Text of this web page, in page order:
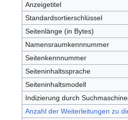
Anzeigetitel
Standardsortierschlüssel
Seitenlänge (in Bytes)
Namensraumkennnummer
Seitenkennnummer
Seiteninhaltssprache
Seiteninhaltsmodell
Indizierung durch
Anzahl der Weiterleitungen zu